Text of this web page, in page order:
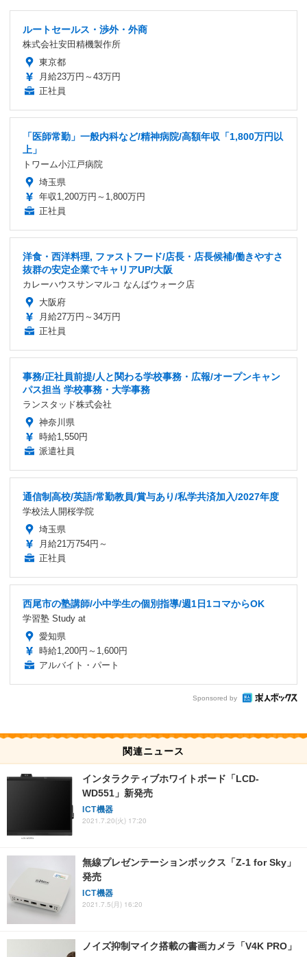
ルートセールス・渉外・外商
株式会社安田精機製作所
東京都
月給23万円～43万円
正社員
「医師常勤」一般内科など/精神病院/高額年収「1,800万円以
上」
トワーム小江戸病院
埼玉県
年収1,200万円～1,800万円
正社員
洋食・西洋料理, ファストフード/店長・店長候補/働きやすさ
抜群の安定企業でキャリアUP/大阪
カレーハウスサンマルコ なんばウォーク店
大阪府
月給27万円～34万円
正社員
事務/正社員前提/人と関わる学校事務・広報/オープンキャン
パス担当 学校事務・大学事務
ランスタッド株式会社
神奈川県
時給1,550円
派遣社員
通信制高校/英語/常勤教員/賞与あり/私学共済加入/2027年度
学校法人開桜学院
埼玉県
月給21万754円～
正社員
西尾市の塾講師/小中学生の個別指導/週1日1コマからOK
学習塾 Study at
愛知県
時給1,200円～1,600円
アルバイト・パート
Sponsored by
関連ニュース
インタラクティブホワイトボード「LCD-
WD551」新発売
ICT機器
2021.7.20(火) 17:20
無線プレゼンテーションボックス「Z-1 for Sky」
発売
ICT機器
2021.7.5(月) 16:20
ノイズ抑制マイク搭載の書画カメラ「V4K PRO」